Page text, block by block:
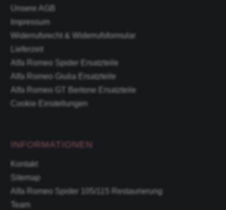
Unsere AGB
Impressum
Widerrufsrecht & Widerrufsformular
Lieferzeit
Alfa Romeo Spider Ersatzteile
Alfa Romeo Giulia Ersatzteile
Alfa Romeo GT Bertone Ersatzteile
Cookie Einstellungen
INFORMATIONEN
Kontakt
Sitemap
Alfa Romeo Spider 105/115 Restaurierung
Team